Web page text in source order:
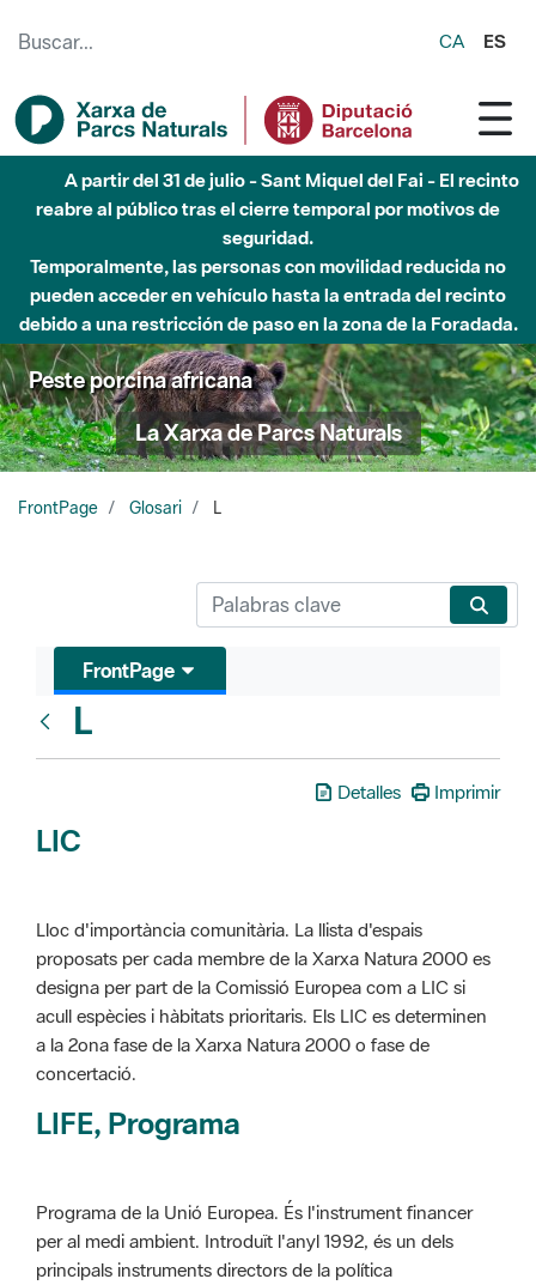
CA ES
A partir del 31 de julio - Sant Miquel del Fai - El recinto
reabre al público tras el cierre temporal por motivos de
seguridad.
Temporalmente, las personas con movilidad reducida no
pueden acceder en vehículo hasta la entrada del recinto
debido a una restricción de paso en la zona de la Foradada.
Peste porcina africana
La Xarxa de Parcs Naturals
FrontPage Glosari L
FrontPage
L
Detalles Imprimir
LIC
Lloc d'importància comunitària. La llista d'espais
proposats per cada membre de la Xarxa Natura 2000 es
designa per part de la Comissió Europea com a LIC si
acull espècies i hàbitats prioritaris. Els LIC es determinen
a la 2ona fase de la Xarxa Natura 2000 o fase de
concertació.
LIFE, Programa
Programa de la Unió Europea. És l'instrument financer
per al medi ambient. Introduït l'anyl 1992, és un dels
principals instruments directors de la política